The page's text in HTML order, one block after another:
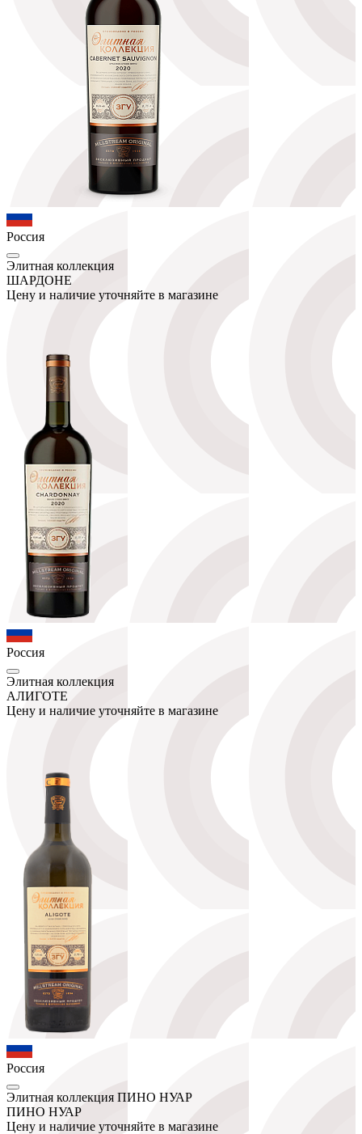
Россия
Элитная коллекция
ШАРДОНЕ
Цену и наличие уточняйте в магазине
Россия
Элитная коллекция
АЛИГОТЕ
Цену и наличие уточняйте в магазине
Россия
Элитная коллекция ПИНО НУАР
ПИНО НУАР
Цену и наличие уточняйте в магазине